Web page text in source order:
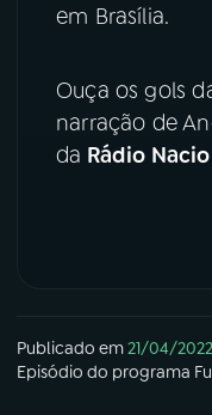
YouTube
Instagram
em Brasília.
Ouça os gols
narração de
da Rádio
Publicado em21/04/2022
Episódio do programa